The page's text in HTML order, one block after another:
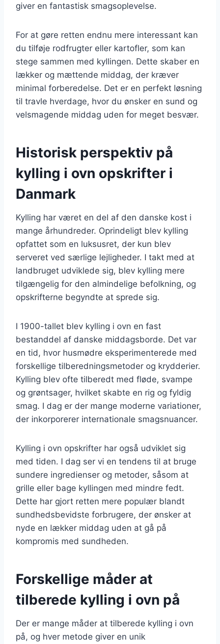
giver en fantastisk smagsoplevelse.
For at gøre retten endnu mere interessant kan
du tilføje rodfrugter eller kartofler, som kan
stege sammen med kyllingen. Dette skaber en
lækker og mættende middag, der kræver
minimal forberedelse. Det er en perfekt løsning
til travle hverdage, hvor du ønsker en sund og
velsmagende middag uden for meget besvær.
Historisk perspektiv på
kylling i ovn opskrifter i
Danmark
Kylling har været en del af den danske kost i
mange århundreder. Oprindeligt blev kylling
opfattet som en luksusret, der kun blev
serveret ved særlige lejligheder. I takt med at
landbruget udviklede sig, blev kylling mere
tilgængelig for den almindelige befolkning, og
opskrifterne begyndte at sprede sig.
I 1900-tallet blev kylling i ovn en fast
bestanddel af danske middagsborde. Det var
en tid, hvor husmødre eksperimenterede med
forskellige tilberedningsmetoder og krydderier.
Kylling blev ofte tilberedt med fløde, svampe
og grøntsager, hvilket skabte en rig og fyldig
smag. I dag er der mange moderne variationer,
der inkorporerer internationale smagsnuancer.
Kylling i ovn opskrifter har også udviklet sig
med tiden. I dag ser vi en tendens til at bruge
sundere ingredienser og metoder, såsom at
grille eller bage kyllingen med mindre fedt.
Dette har gjort retten mere populær blandt
sundhedsbevidste forbrugere, der ønsker at
nyde en lækker middag uden at gå på
kompromis med sundheden.
Forskellige måder at
tilberede kylling i ovn på
Der er mange måder at tilberede kylling i ovn
på, og hver metode giver en unik